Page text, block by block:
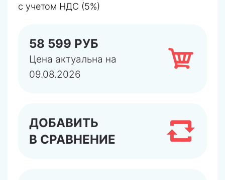
с учетом НДС (5%)
58 599 РУБ
Цена актуальна на
09.08.2026
ДОБАВИТЬ
В СРАВНЕНИЕ